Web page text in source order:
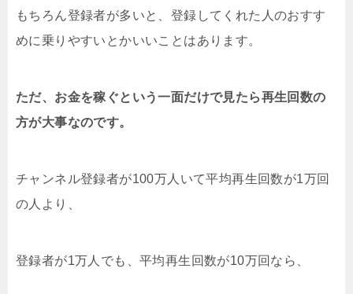
もちろん登録者が多いと、登録してくれた人のおすす
めに乗りやすいとかいいことはあります。
ただ、お金を稼ぐという一面だけで見たら再生回数の
方が大事なのです。
チャンネル登録者が100万人いて平均再生回数が1万回
の人より、
登録者が1万人でも、平均再生回数が10万回なら、